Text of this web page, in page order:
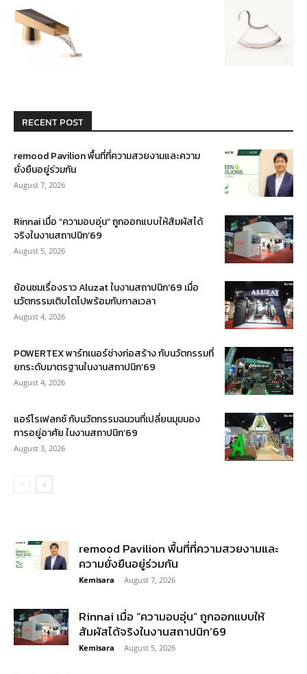
RECENT POST
remood Pavilion พื้นที่ที่ความสวยงามและความ
ยั่งยืนอยู่ร่วมกัน
August 7, 2026
Rinnai เมื่อ “ความอบอุ่น” ถูกออกแบบให้สัมผัสได้
จริงในงานสถาปนิก’69
August 5, 2026
ย้อนชมเรื่องราว Aluzat ในงานสถาปนิก’69 เมื่อ
นวัตกรรมเติบโตไปพร้อมกับกาลเวลา
August 4, 2026
POWERTEX พาร์ทเนอร์ช่างก่อสร้าง กับนวัตกรรมที่
ยกระดับมาตรฐานในงานสถาปนิก’69
August 4, 2026
แอร์โรเฟลกซ์ กับนวัตกรรมฉนวนที่เปลี่ยนมุมมอง
การอยู่อาศัย ในงานสถาปนิก’69
August 3, 2026
remood Pavilion พื้นที่ที่ความสวยงามและ
ความยั่งยืนอยู่ร่วมกัน
Kemisara - August 7, 2026
Rinnai เมื่อ “ความอบอุ่น” ถูกออกแบบให้
สัมผัสได้จริงในงานสถาปนิก’69
Kemisara - August 5, 2026